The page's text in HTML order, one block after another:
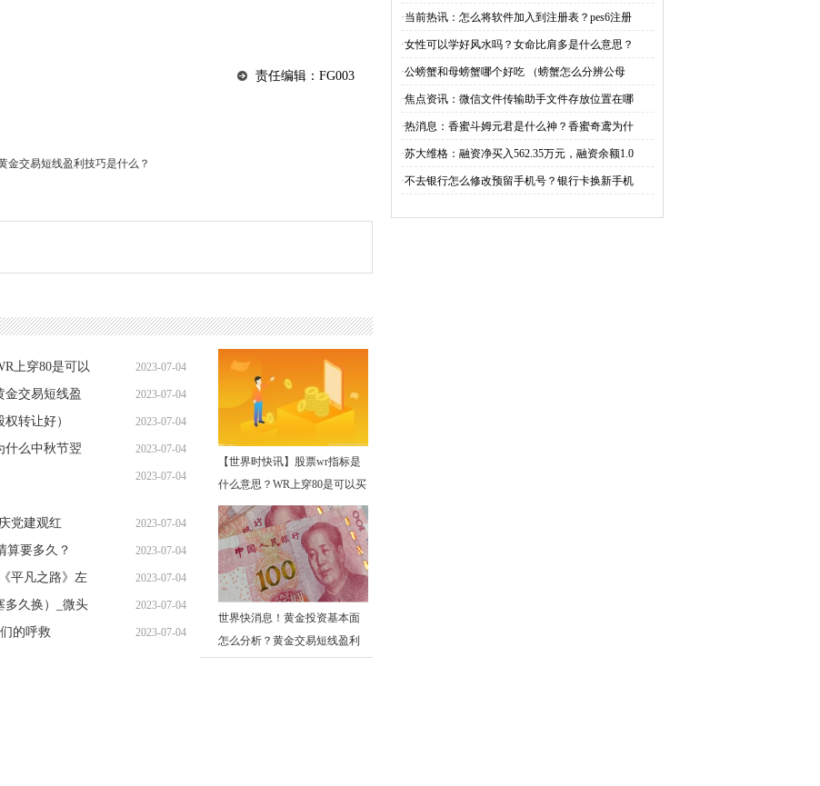
责任编辑：FG003
金交易短线盈利技巧是什么？
上穿80是可以
2023-07-04
09:25:16
金交易短线盈
2023-07-04
09:20:14
转让好） 2023-07-04
09:03:17
什么中秋节翌
2023-07-04
09:03:04
2023-07-04
党建观红
2023-07-04
09:02:23
算要多久？ 2023-07-04
08:58:17
平凡之路》左
2023-07-04
08:56:33
多久换）_微头
2023-07-04
08:42:07
的呼救 2023-07-04
【世界时快讯】股票wr指标是
什么意思？WR上穿80是可以买
入吗？
世界快消息！黄金投资基本面
怎么分析？黄金交易短线盈利
球百事通
·当前热讯：怎么将软件加入到注册表？pes6注册
·女性可以学好风水吗？女命比肩多是什么意思？
·公螃蟹和母螃蟹哪个好吃 （螃蟹怎么分辨公母
·焦点资讯：微信文件传输助手文件存放位置在哪
·热消息：香蜜斗姆元君是什么神？香蜜奇鸢为什
·苏大维格：融资净买入562.35万元，融资余额1.0
·不去银行怎么修改预留手机号？银行卡换新手机